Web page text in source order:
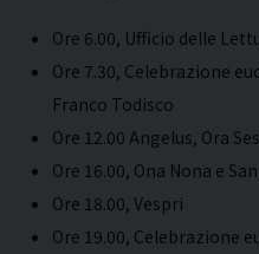
Ore 6.00, Ufficio delle
Ore 7.30, Celebrazione
Franco Todisco
Ore 12.00 Angelus, Ora
Ore 16.00, Ona Nona e
Ore 18.00, Vespri
Ore 19.00, Celebrazione